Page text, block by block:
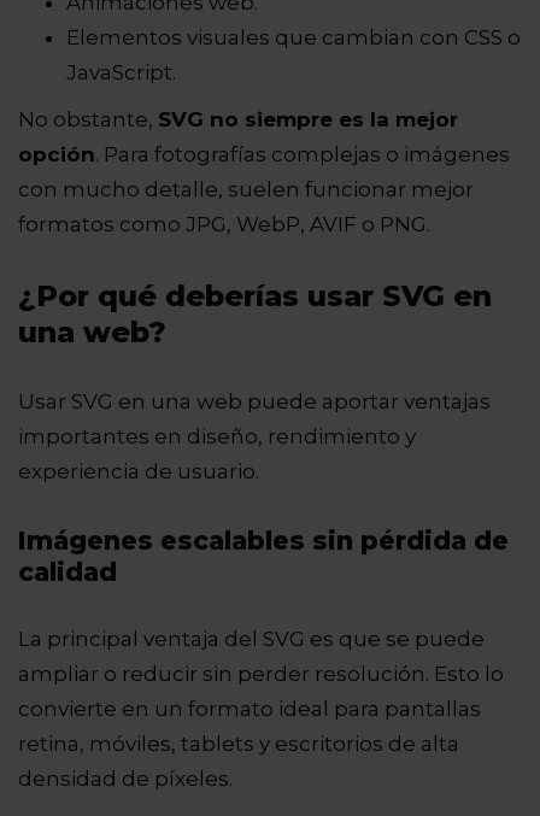
Elementos visuales que cambian con CSS o
JavaScript.
No obstante, SVG no siempre es la mejor
opción. Para fotografías complejas o imágenes
con mucho detalle, suelen funcionar mejor
formatos como JPG, WebP, AVIF o PNG.
¿Por qué deberías usar SVG en
una web?
Usar SVG en una web puede aportar ventajas
importantes en diseño, rendimiento y
experiencia de usuario.
Imágenes escalables sin pérdida de
calidad
La principal ventaja del SVG es que se puede
ampliar o reducir sin perder resolución. Esto lo
convierte en un formato ideal para pantallas
retina, móviles, tablets y escritorios de alta
densidad de píxeles.